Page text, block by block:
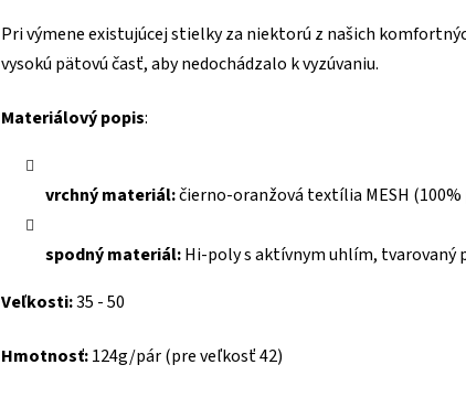
Pri výmene existujúcej stielky za niektorú z našich
vysokú pätovú časť, aby nedochádzalo k vyzúvaniu.
Materiálový popis:
vrchný materiál:čierno-oranžová textília MESH
spodný materiál:Hi-poly s aktívnym uhlím,
Veľkosti:35 - 50
Hmotnosť:124g/pár (pre veľkosť 42)